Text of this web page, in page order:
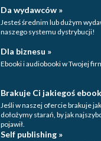
Da wydawców »
Jesteś średnim lub dużym
naszego systemu dystrybucji!
Dla biznesu »
Ebooki i audiobooki w Twojej
Brakuje Ci jakiegoś
Jeśli w naszej ofercie brakuje
dołożymy starań, by jak
pojawił.
Self publishing »